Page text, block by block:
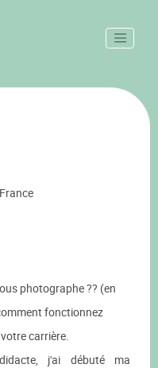
photographe ?? (en
fonctionnez
carrière.
j'ai débuté ma